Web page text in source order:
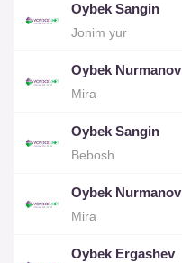
Oybek Sangin
Jonim yur
Oybek Nurmanov
Mira
Oybek Sangin
Bebosh
Oybek Nurmanov
Mira
Oybek Ergashev